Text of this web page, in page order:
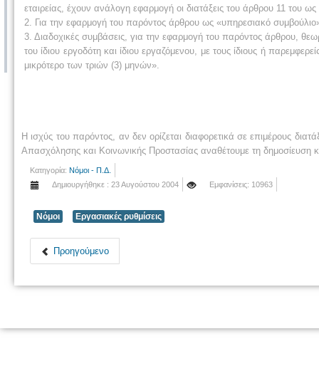
εταιρείας, έχουν ανάλογη εφαρμογή οι διατάξεις του άρθρου 11 του
2. Για την εφαρμογή του παρόντος άρθρου ως «υπηρεσιακό συμβούλιο»
3. Διαδοχικές συμβάσεις, για την εφαρμογή του παρόντος άρθρου,
του ίδιου εργοδότη και ίδιου εργαζόμενου, με τους ίδιους ή
μικρότερο των τριών (3) μηνών».
Η ισχύς του παρόντος, αν δεν ορίζεται διαφορετικά σε επιμέρους
Απασχόλησης και Κοινωνικής Προστασίας αναθέτουμε τη δημοσίευση
Κατηγορία: Νόμοι - Π.Δ.
Δημιουργήθηκε : 23 Αυγούστου 2004
Εμφανίσεις: 10963
Νόμοι Εργασιακές ρυθμίσεις
Προηγούμενο